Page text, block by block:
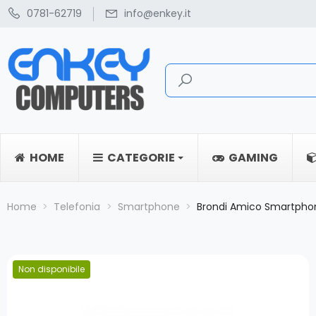
0781-62719 info@enkey.it
HOME CATEGORIE GAMING
Home Telefonia Smartphone Brondi Amico
Non disponibile